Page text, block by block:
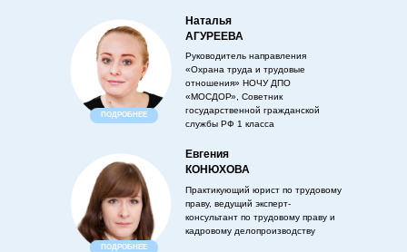
Наталья
АГУРЕЕВА
Евгения
КОНЮХОВА
Руководитель направления
«Охрана труда и трудовые
отношения» НОЧУ ДПО
«МОСДОР», Советник
государственной гражданской
службы РФ 1 класса
Практикующий юрист по трудовому
праву, ведущий эксперт-
консультант по трудовому праву и
кадровому делопроизводству
ПОДРОБНЕЕ
ПОДРОБНЕЕ